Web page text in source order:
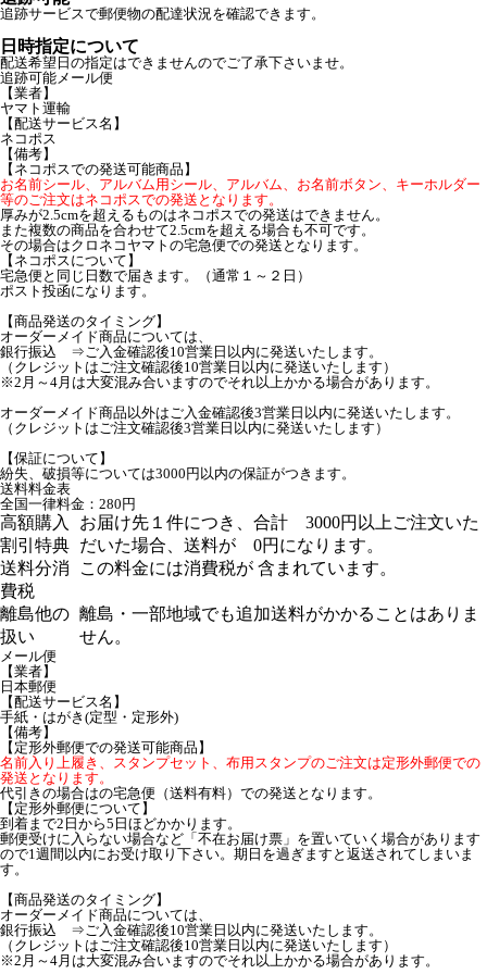
追跡サービスで郵便物の配達状況を確認できます。
日時指定について
配送希望日の指定はできませんのでご了承下さいませ。
追跡可能メール便
【業者】
ヤマト運輸
【配送サービス名】
ネコポス
【備考】
【ネコポスでの発送可能商品】
お名前シール、アルバム用シール、アルバム、お名前ボタン、キーホルダー
等のご注文はネコポスでの発送となります。
厚みが2.5cmを超えるものはネコポスでの発送はできません。
また複数の商品を合わせて2.5cmを超える場合も不可です。
その場合はクロネコヤマトの宅急便での発送となります。
【ネコポスについて】
宅急便と同じ日数で届きます。（通常１～２日）
ポスト投函になります。
【商品発送のタイミング】
オーダーメイド商品については、
銀行振込 ⇒ご入金確認後10営業日以内に発送いたします。
（クレジットはご注文確認後10営業日以内に発送いたします）
※2月～4月は大変混み合いますのでそれ以上かかる場合があります。
オーダーメイド商品以外はご入金確認後3営業日以内に発送いたします。
（クレジットはご注文確認後3営業日以内に発送いたします）
【保証について】
紛失、破損等については3000円以内の保証がつきます。
送料料金表
全国一律料金：280円
高額購入
割引特典
お届け先１件につき、合計 3000円以上ご注文いた
だいた場合、送料が 0円になります。
送料分消
費税
この料金には消費税が 含まれています。
離島他の
扱い
離島・一部地域でも追加送料がかかることはありま
せん。
メール便
【業者】
日本郵便
【配送サービス名】
手紙・はがき(定型・定形外)
【備考】
【定形外郵便での発送可能商品】
名前入り上履き、スタンプセット、布用スタンプのご注文は定形外郵便での
発送となります。
代引きの場合はの宅急便（送料有料）での発送となります。
【定形外郵便について】
到着まで2日から5日ほどかかります。
郵便受けに入らない場合など「不在お届け票」を置いていく場合があります
ので1週間以内にお受け取り下さい。期日を過ぎますと返送されてしまいま
す。
【商品発送のタイミング】
オーダーメイド商品については、
銀行振込 ⇒ご入金確認後10営業日以内に発送いたします。
（クレジットはご注文確認後10営業日以内に発送いたします）
※2月～4月は大変混み合いますのでそれ以上かかる場合があります。